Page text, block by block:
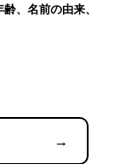
、名前の由来、
→